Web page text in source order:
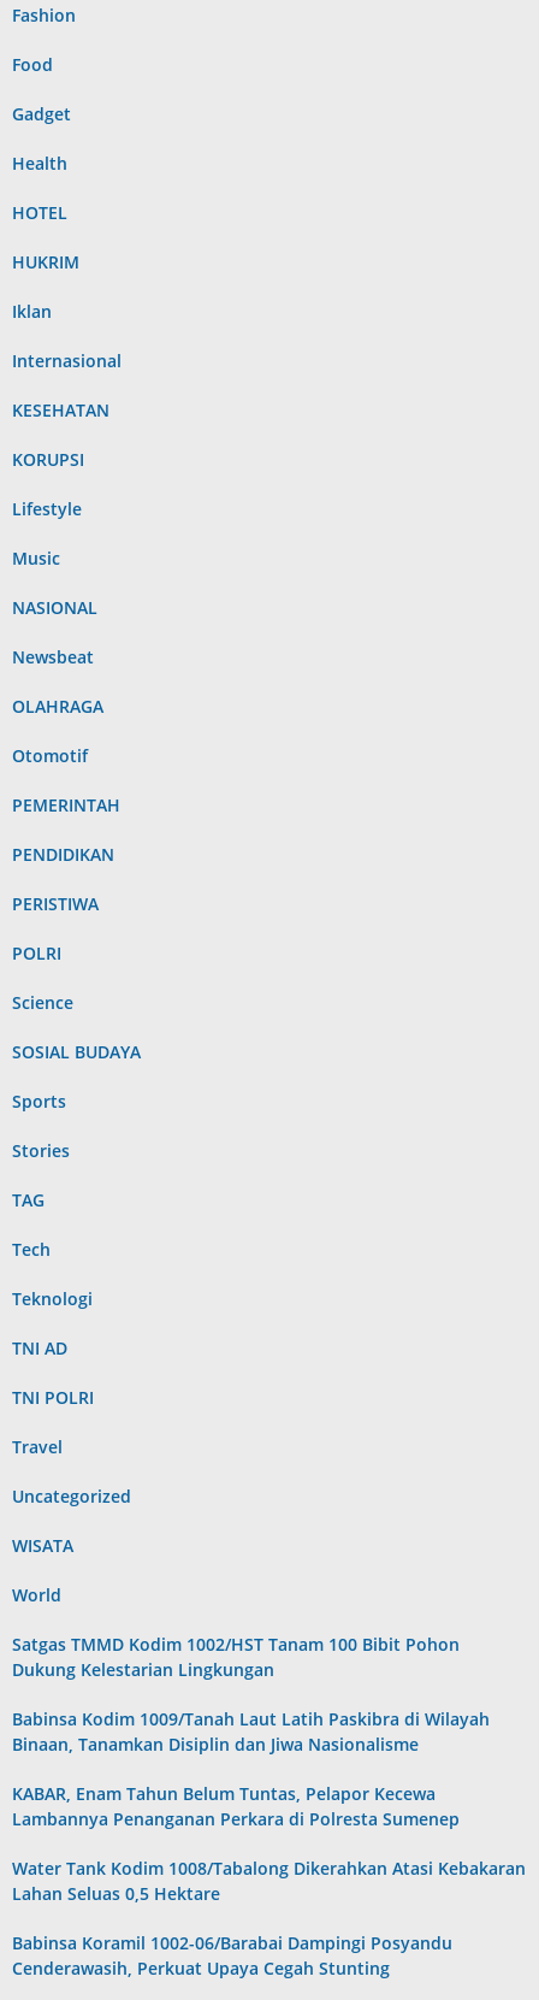
Fashion
Food
Gadget
Health
HOTEL
HUKRIM
Iklan
Internasional
KESEHATAN
KORUPSI
Lifestyle
Music
NASIONAL
Newsbeat
OLAHRAGA
Otomotif
PEMERINTAH
PENDIDIKAN
PERISTIWA
POLRI
Science
SOSIAL BUDAYA
Sports
Stories
TAG
Tech
Teknologi
TNI AD
TNI POLRI
Travel
Uncategorized
WISATA
World
Satgas TMMD Kodim 1002/HST Tanam 100 Bibit Pohon
Dukung Kelestarian Lingkungan
Babinsa Kodim 1009/Tanah Laut Latih Paskibra di Wilayah
Binaan, Tanamkan Disiplin dan Jiwa Nasionalisme
KABAR, Enam Tahun Belum Tuntas, Pelapor Kecewa
Lambannya Penanganan Perkara di Polresta Sumenep
Water Tank Kodim 1008/Tabalong Dikerahkan Atasi Kebakaran
Lahan Seluas 0,5 Hektare
Babinsa Koramil 1002-06/Barabai Dampingi Posyandu
Cenderawasih, Perkuat Upaya Cegah Stunting